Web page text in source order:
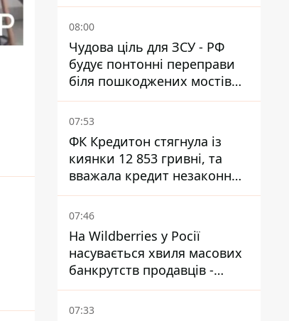
08:00
Чудова ціль для ЗСУ - РФ
будує понтонні переправи
біля пошкоджених мостів
на ТОТ
07:53
ФК Кредитон стягнула із
киянки 12 853 гривні, та
вважала кредит незаконним
- що вирішив суд
07:46
На Wildberries у Росії
насувається хвиля масових
банкрутств продавців -
Reuters
07:33